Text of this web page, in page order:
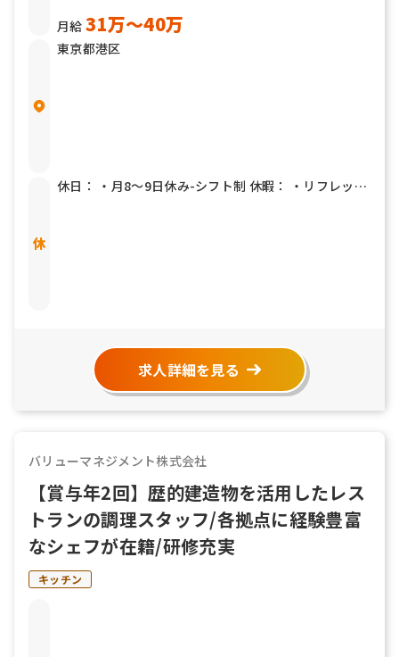
月給 31万〜40万
東京都港区
休日： ・月8〜9日休み-シフト制 休暇： ・リフレッシ
求人詳細を見る
バリューマネジメント株式会社
【賞与年2回】歴的建造物を活用したレス
トランの調理スタッフ/各拠点に経験豊富
なシェフが在籍/研修充実
キッチン